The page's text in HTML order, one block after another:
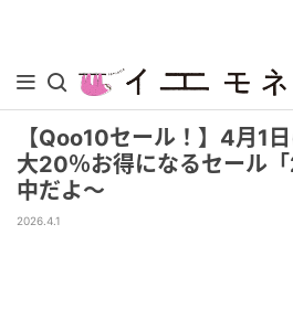
【Qoo10セール！】4月1
大20％お得になるセール
中だよ～
2026.4.1